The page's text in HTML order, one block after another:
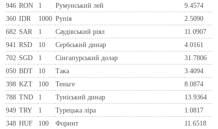
946 RON 1 Румунський лей
9.4574
360 IDR 1000 Рупія
2.5090
682 SAR 1 Саудівський ріял
11.0907
941 RSD 10 Сербський динар
4.0161
702 SGD 1 Сінгапурський долар
31.7806
050 BDT 10 Така
3.4094
398 KZT 100 Теньге
8.0874
788 TND 1 Туніський динар
13.9364
949 TRY 1 Турецька ліра
1.0817
348 HUF 100 Форинт 11.6518